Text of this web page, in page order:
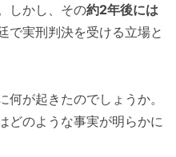
しかし、その約2年後には
で実刑判決を受ける立場と
が起きたのでしょうか。
どのような事実が明らかに